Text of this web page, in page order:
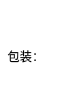
包装：